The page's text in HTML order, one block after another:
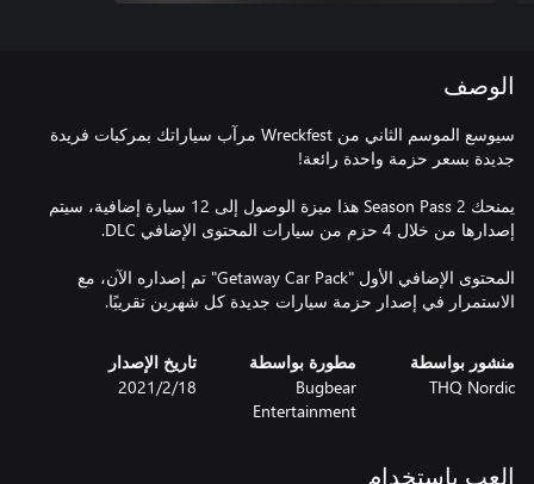
الوصف
سيوسع الموسم الثاني من Wreckfest مرآب سياراتك بمركبات فريدة
يمنحك Season Pass 2 هذا ميزة الوصول إلى 12 سيارة إضافية، سيتم
المحتوى الإضافي الأول "Getaway Car Pack" تم إصداره الآن، مع
الاستمرار في إصدار حزمة سيارات جديدة كل شهرين تقريبًا.
منشور بواسطة
THQ Nordic
مطورة بواسطة
Bugbear
Entertainment
تاريخ الإصدار
18‏/2‏/2021
العب باستخدام